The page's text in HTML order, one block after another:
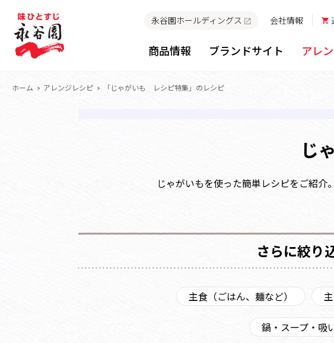
永谷園ホールディングス 会社情報
商品情報 ブランドサイト アレ
ホーム アレンジレシピ 「じゃがいも レシピ特集」のレシピ
じ
じゃがいもを使った簡単レシピをご紹介
さらに絞り
主食（ごはん、麺など）
鍋・スープ・吸